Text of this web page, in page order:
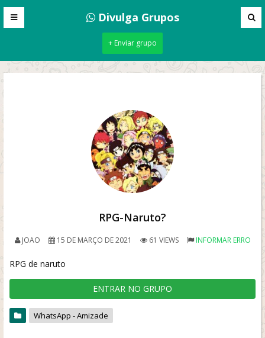
Divulga Grupos
+ Enviar grupo
RPG-Naruto?
JOAO 15 DE MARÇO DE 2021 61 VIEWS INFORMAR ERRO
RPG de naruto
ENTRAR NO GRUPO
WhatsApp - Amizade